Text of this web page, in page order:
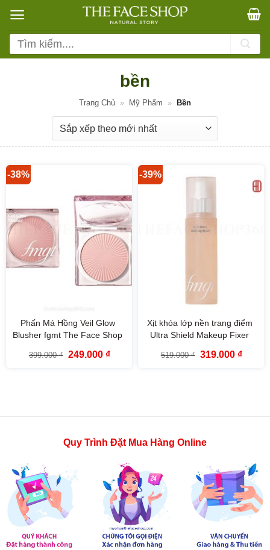
qua
nội
dung
Tìm
kiếm:
bền
Trang Chủ » Mỹ Phẩm » Bền
-38%
Phấn Má Hồng Veil Glow
Blusher fgmt The Face Shop
399.000₫ Giá
249.000 ₫Giá
-39%
Xịt khóa lớp nền trang điểm
Ultra Shield Makeup Fixer
519.000₫ Giá
319.000 ₫Giá
Quy Trình Đặt Mua Hàng Online